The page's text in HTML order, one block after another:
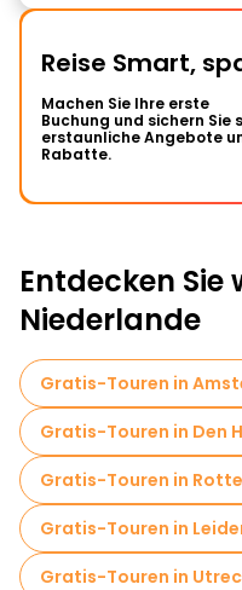
Reise Smart,
Machen Sie Ihre erste
Buchung und sichern Sie
erstaunliche Angebote
Rabatte.
Entdecken Sie
Niederlande
Gratis-Touren in
Gratis-Touren in Den
Gratis-Touren in
Gratis-Touren in
Gratis-Touren in